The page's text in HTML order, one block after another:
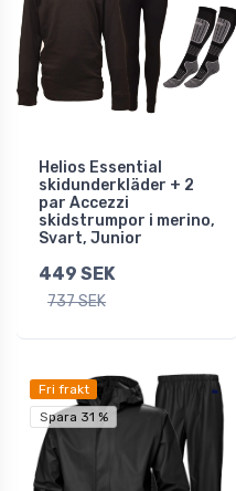
Helios Essential
skidunderkläder + 2
par Accezzi
skidstrumpor i merino,
Svart, Junior
449 SEK
737 SEK
Fri frakt
Spara 31 %